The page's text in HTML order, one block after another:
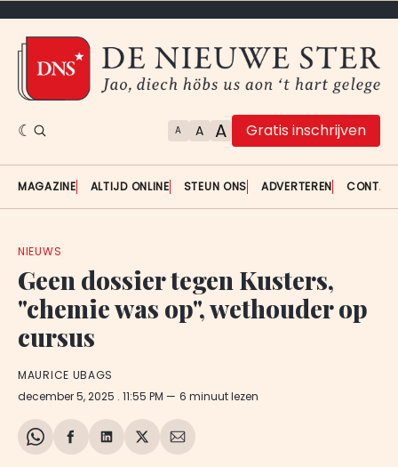
A A A Gratis inschrijven
MAGAZINE ALTIJD ONLINE STEUN ONS ADVERTEREN
NIEUWS
Geen dossier tegen Kusters,
"chemie was op", wethouder op
cursus
MAURICE UBAGS
december 5, 2025 . 11:55 PM 6 minuut lezen
ShareDelenDelenShareDeel